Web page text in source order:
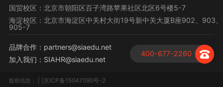
国贸校区：北京市朝阳区百子湾路苹果社区北区6号楼5-7
海淀校区：北京市海淀区中关村大街19号新中关大厦B座902、903、
905-7
400-677-2260
品牌合作：partners@siaedu.net
加入我们：SIAHR@siaedu.net
版权信息： | |京ICP备15047090号-2